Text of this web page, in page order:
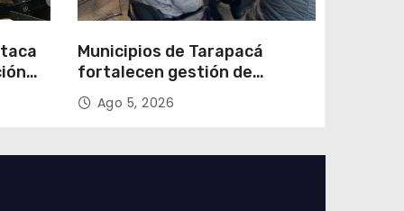
Municipios de Tarapacá
fortalecen gestión de
subsidios de agua potable en
jornada regional organizada
ANDESS
Ago 5, 2026